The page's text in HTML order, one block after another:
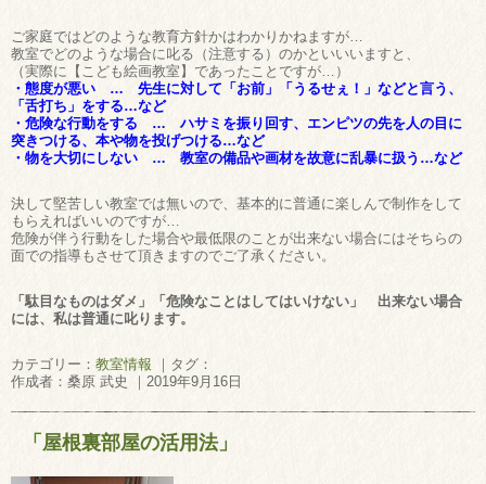
ご家庭ではどのような教育方針かはわかりかねますが…
教室でどのような場合に叱る（注意する）のかといいいますと、
（実際に【こども絵画教室】であったことですが…）
・態度が悪い … 先生に対して「お前」「うるせぇ！」などと言う、
「舌打ち」をする…など
・危険な行動をする … ハサミを振り回す、エンピツの先を人の目に
突きつける、本や物を投げつける…など
・物を大切にしない … 教室の備品や画材を故意に乱暴に扱う…など
決して堅苦しい教室では無いので、基本的に普通に楽しんで制作をして
もらえればいいのですが…
危険が伴う行動をした場合や最低限のことが出来ない場合にはそちらの
面での指導もさせて頂きますのでご了承ください。
「駄目なものはダメ」「危険なことはしてはいけない」 出来ない場合
には、 私は普通に叱ります。
カテゴリー： 教室情報 ｜タグ：
作成者：桑原 武史 ｜2019年9月16日
「屋根裏部屋の活用法」